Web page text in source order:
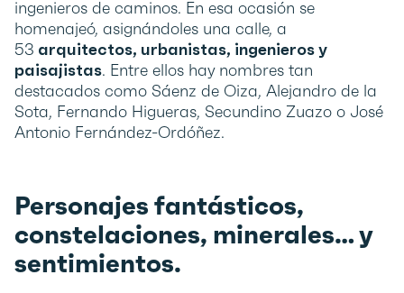
ingenieros de caminos. En esa ocasión se
homenajeó, asignándoles una calle, a
53 arquitectos, urbanistas, ingenieros y
paisajistas. Entre ellos hay nombres tan
destacados como Sáenz de Oiza, Alejandro de la
Sota, Fernando Higueras, Secundino Zuazo o José
Antonio Fernández-Ordóñez.
Personajes fantásticos,
constelaciones, minerales… y
sentimientos.